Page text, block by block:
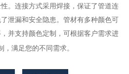
。连接方式采用焊接，保证了管道连
泄漏和安全隐患。管材有多种颜色可
并支持颜色定制，可根据客户需求进
，满足您的不同需求。